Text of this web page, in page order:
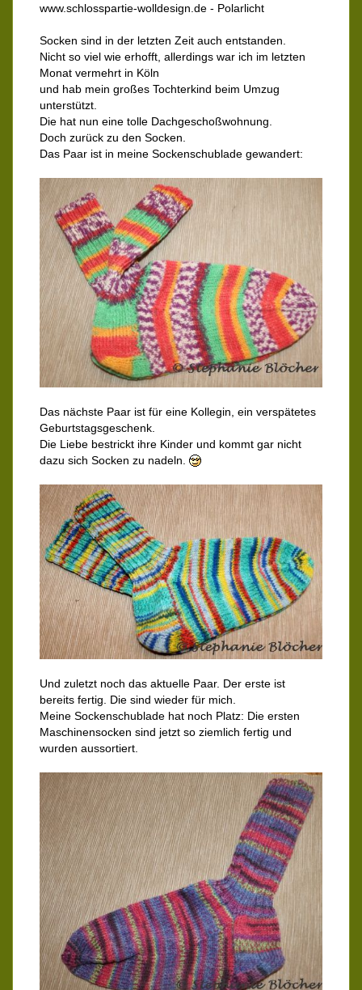
www.schlosspartie-wolldesign.de - Polarlicht
Socken sind in der letzten Zeit auch entstanden.
Nicht so viel wie erhofft, allerdings war ich im letzten
Monat vermehrt in Köln
und hab mein großes Tochterkind beim Umzug
unterstützt.
Die hat nun eine tolle Dachgeschoßwohnung.
Doch zurück zu den Socken.
Das Paar ist in meine Sockenschublade gewandert:
Das nächste Paar ist für eine Kollegin, ein verspätetes
Geburtstagsgeschenk.
Die Liebe bestrickt ihre Kinder und kommt gar nicht
dazu sich Socken zu nadeln.
Und zuletzt noch das aktuelle Paar. Der erste ist
bereits fertig. Die sind wieder für mich.
Meine Sockenschublade hat noch Platz: Die ersten
Maschinensocken sind jetzt so ziemlich fertig und
wurden aussortiert.